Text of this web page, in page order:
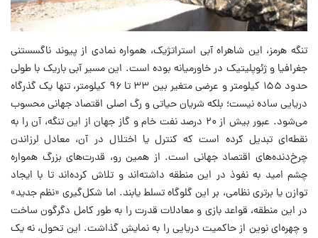
تنگه هرمز، این شاهراه آبی استراتژیک، همواره نمادی از پیوند ناگسستنی
جغرافیا و ژئوپلیتیک در خاورمیانه بوده است. این مسیر آبی باریک با طولی
حدود ۱۵۵ کیلومتر و عرضی متغیر بین ۳۳ تا ۹۶ کیلومتر، تنها یک گذرگاه
دریایی ساده نیست؛ بلکه شریان حیاتی و رگ اصلی اقتصاد جهانی محسوب
می‌شود. عبور بیش از ۲۰ درصد نفت خام و گاز جهان از این تنگه، آن را به
نقطه‌ای تبدیل کرده است که کنترل یا اختلال در آن، معادل لرزاندن
چرخ‌دنده‌های اقتصاد جهانی است. از همین رو، قدرت‌های بزرگ همواره
چشم امید به نفوذ در این منطقه داشته‌اند و تلاش کرده‌اند تا با ایجاد
توازن یا برتری نظامی، بر این گلوگاه تسلط یابند. اما شکل‌گیری «نظم جدید»
در این منطقه، قواعد بازی و معادلات قدرت را به طور کامل دگرگون ساخت
و چهره‌ای نوین از حاکمیت دریایی را به نمایش گذاشت. این تحول، نه یک